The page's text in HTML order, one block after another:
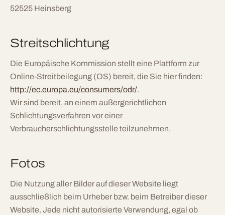
52525 Heinsberg
Streitschlichtung
Die Europäische Kommission stellt eine Plattform zur
Online-Streitbeilegung (OS) bereit, die Sie hier finden:
http://ec.europa.eu/consumers/odr/.
Wir sind bereit, an einem außergerichtlichen
Schlichtungsverfahren vor einer
Verbraucherschlichtungsstelle teilzunehmen.
Fotos
Die Nutzung aller Bilder auf dieser Website liegt
ausschließlich beim Urheber bzw. beim Betreiber dieser
Website. Jede nicht autorisierte Verwendung, egal ob